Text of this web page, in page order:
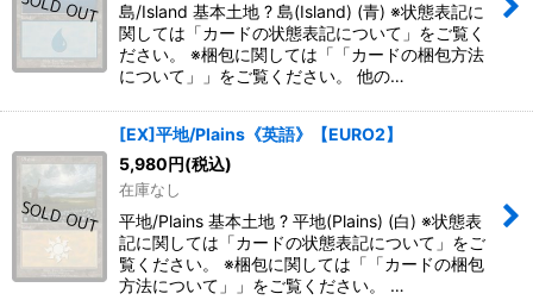
島/Island 基本土地 ? 島(Island) (青) ※状態表記に
関しては「カードの状態表記について」をご覧く
ださい。 ※梱包に関しては「「カードの梱包方法
について」」をご覧ください。 他の…
[EX]平地/Plains《英語》【EURO2】
5,980円(税込)
在庫なし
平地/Plains 基本土地 ? 平地(Plains) (白) ※状態表
記に関しては「カードの状態表記について」をご
覧ください。 ※梱包に関しては「「カードの梱包
方法について」」をご覧ください。 …